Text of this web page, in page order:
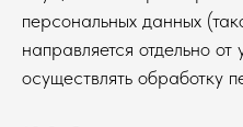
персональных данных
направляется отдельно
осуществлять обработку